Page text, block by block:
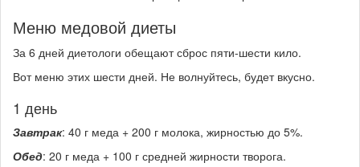
Меню медовой диеты
За 6 дней диетологи обещают сброс пяти-шести кило.
Вот меню этих шести дней. Не волнуйтесь, будет вкусно.
1 день
Завтрак: 40 г меда + 200 г молока, жирностью до 5%.
Обед: 20 г меда + 100 г средней жирности творога.